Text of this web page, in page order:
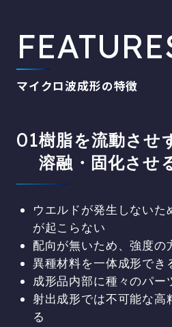
マイクロ波成形の特徴
樹脂を流動させ
溶融・固化させ
ウエルドが発生しない
が起こらない
配向が無いため、強度の
異種材料を一体成形でき
成形品内部に種々のパー
射出成形では不可能な高
る